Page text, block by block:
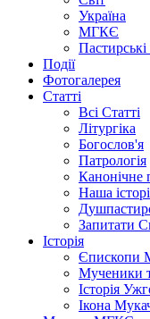
Україна
МГКЄ
Події
Фотогалерея
Статті
Всі Статті
Літургіка
Богослов'я
Патрологія
Канонічне
Наша
Запитати
Історія
Єпископи
Мученики
Історія
Ікона